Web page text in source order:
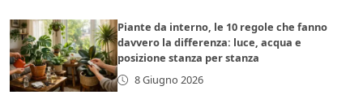
Piante da interno, le 10 regole che fanno
davvero la differenza: luce, acqua e
posizione stanza per stanza
8 Giugno 2026